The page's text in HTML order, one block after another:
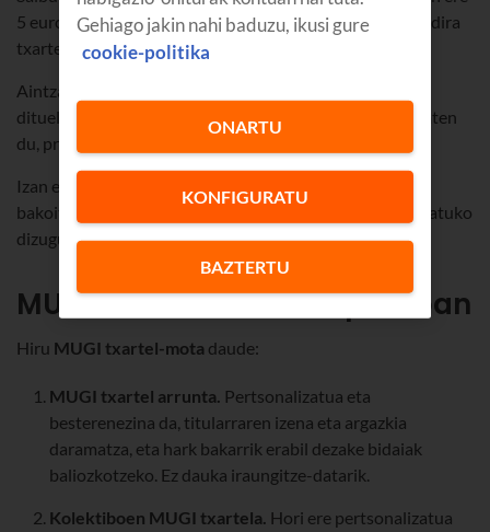
5 euro ordaindu behar dira, baina automatikoki itzuliko dira
txartela aktibatzean.
Aintzat hartu MUGI sistemak hobariak aurretik ematen
dituela. Alegia, txartela kargatzean saldo gehigarria ematen
du, profil-motaren arabera.
Izan ere, hainbat profil- eta txartel-mota daude, eta
bakoitzak bere baldintzak eta hobariak ditu. Orain kontatuko
dizugu zer MUGI txartel-mota dauden.
MUGI txartel-motak Gipuzkoan
Hiru MUGI txartel-mota daude:
MUGI txartel arrunta. Pertsonalizatua eta
besterenezina da, titularraren izena eta argazkia
daramatza, eta hark bakarrik erabil dezake bidaiak
baliozkotzeko. Ez dauka iraungitze-datarik.
Kolektiboen MUGI txartela. Hori ere pertsonalizatua
Gehiago jakin nahi baduzu, ikusi gure
cookie-politika
KONFIGURATU
BAZTERTU
ONARTU